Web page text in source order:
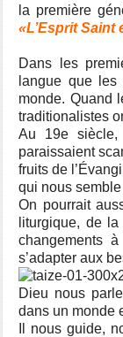
la première
«L’Esprit Saint
Dans les
langue que
monde. Quand
traditionalistes
Au 19e siècle,
paraissaient
fruits de
qui nous
On pourrait
liturgique, de
changements
s’adapter aux
Dieu nous
dans un monde
Il nous guide,